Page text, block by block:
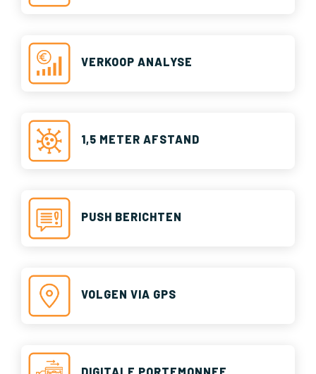
VERKOOP ANALYSE
1,5 METER AFSTAND
PUSH BERICHTEN
VOLGEN VIA GPS